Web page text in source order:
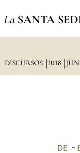
La SANTA
DISCURSOS 2018
DE -